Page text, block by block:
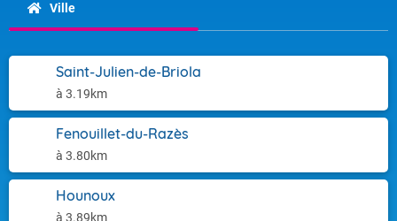
Ville
Saint-Julien-de-Briola
à 3.19km
Fenouillet-du-Razès
à 3.80km
Hounoux
à 3.89km